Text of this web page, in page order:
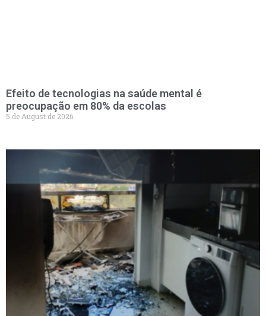
Efeito de tecnologias na saúde mental é
preocupação em 80% da escolas
5 de August de 2026